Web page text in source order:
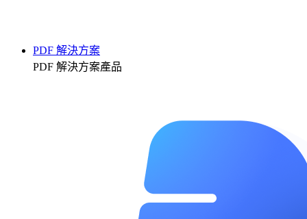
PDF 解決方案
PDF 解決方案產品